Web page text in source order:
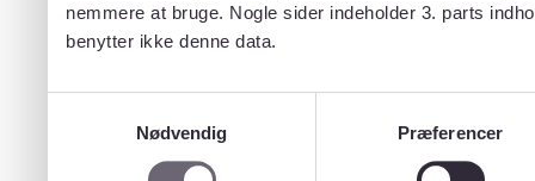
nemmere at bruge. Nogle sider indeholder 3. parts
benytter ikke denne data.
Nødvendig
Præferencer